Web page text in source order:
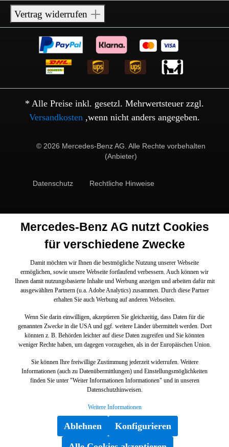
Vertrag widerrufen
* Alle Preise inkl. gesetzl. Mehrwertsteuer zzgl.
Versandkosten ,wenn nicht anders angegeben.
© 2026 Mercedes-Benz AG. Alle Rechte vorbehalten
(Anbieter)
Datenschutz Rechtliche Hinweise
Mercedes-Benz AG nutzt Cookies
für verschiedene Zwecke
Damit möchten wir Ihnen die bestmögliche Nutzung unserer Webseite
ermöglichen, sowie unsere Webseite fortlaufend verbessern. Auch können wir
Ihnen damit nutzungsbasierte Inhalte und Werbung anzeigen und arbeiten dafür mit
ausgewählten Partnern (u.a. Adobe Analytics) zusammen. Durch diese Partner
erhalten Sie auch Werbung auf anderen Webseiten.
Wenn Sie darin einwilligen, akzeptieren Sie gleichzeitig, dass Daten für die
genannten Zwecke in die USA und ggf. weitere Länder übermittelt werden. Dort
könnten z. B. Behörden leichter auf diese Daten zugreifen und Sie könnten
weniger Rechte haben, um dagegen vorzugehen, als in der Europäischen Union.
Sie können Ihre freiwillige Zustimmung jederzeit widerrufen. Weitere
Informationen (auch zu Datenübermittlungen) und Einstellungsmöglichkeiten
finden Sie unter "Weiter Informationen Informationen" und in unseren
Datenschutzhinweisen.
Weitere Informationen
Ablehnen
Konfigurieren